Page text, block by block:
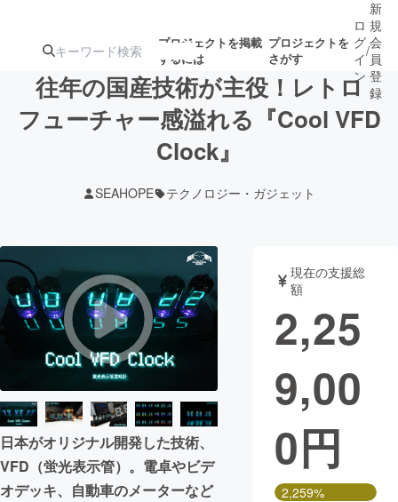
プロジェクトを掲載
するには
プロジェクトを
さがす
注目の新着プロ募集終了が近いプ
テクノロジー・ガジェット
映像・映画 書籍・雑誌
ビジネス・起業 チャレンジ
まちづくり・地域活性化
CAMPFIRE for Social Good
CAMPFIRE Creation
ロ
グ
イ
ン
/
新
規
会
員
登
録
往年の国産技術が主役！レトロ
フューチャー感溢れる『Cool VFD
Clock』
SEAHOPE テクノロジー・ガジェット
日本がオリジナル開発した技術、
VFD（蛍光表示管）。電卓やビデ
オデッキ、自動車のメーターなど
現在の支援総
額
2,25
9,00
0円
2,259%